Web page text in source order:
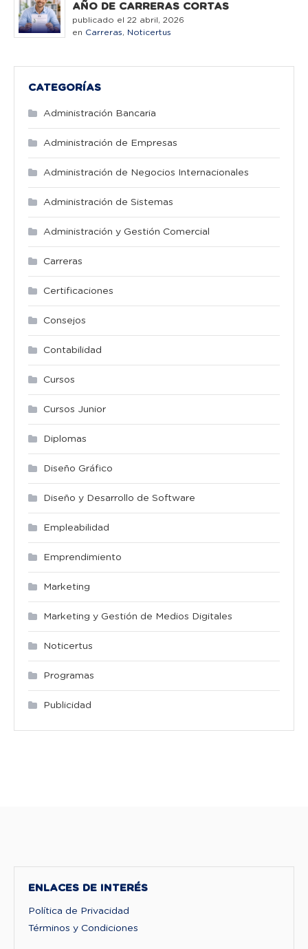
AÑO DE CARRERAS CORTAS
publicado el 22 abril, 2026
en Carreras, Noticertus
CATEGORÍAS
Administración Bancaria
Administración de Empresas
Administración de Negocios Internacionales
Administración de Sistemas
Administración y Gestión Comercial
Carreras
Certificaciones
Consejos
Contabilidad
Cursos
Cursos Junior
Diplomas
Diseño Gráfico
Diseño y Desarrollo de Software
Empleabilidad
Emprendimiento
Marketing
Marketing y Gestión de Medios Digitales
Noticertus
Programas
Publicidad
ENLACES DE INTERÉS
Política de Privacidad
Términos y Condiciones